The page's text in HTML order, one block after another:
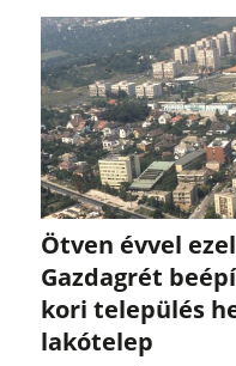
Ötven évvel
Gazdagrét
kori település
lakótelep